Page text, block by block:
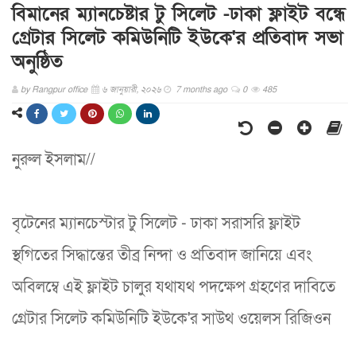
বিমানের ম‍্যানচেষ্টার টু সিলেট -ঢাকা ফ্লাইট বন্ধে
গ্রেটার সিলেট কমিউনিটি ইউকে'র প্রতিবাদ সভা
অনুষ্ঠিত
byRangpur office ৬ জানুয়ারী, ২০২৬ 7 months ago 0 485
নুরুল ইসলাম//
বৃটেনের ম্যানচেস্টার টু সিলেট - ঢাকা সরাসরি ফ্লাইট
স্থগিতের সিদ্ধান্তের তীব্র নিন্দা ও প্রতিবাদ জানিয়ে এবং
অবিলম্বে এই ফ্লাইট চালুর যথাযথ পদক্ষেপ গ্রহণের দাবিতে
গ্রেটার সিলেট কমিউনিটি ইউকে'র সাউথ ওয়েলস রিজিওন